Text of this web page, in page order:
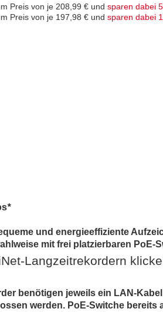
Preis von je 208,99 € und sparen dabei 5
Preis von je 197,98 € und sparen dabei
*
und energieeffiziente
mit frei platzierbaren PoE-
Langzeitrekordern
benötigen jeweils ein LAN-
werden. PoE-Switche